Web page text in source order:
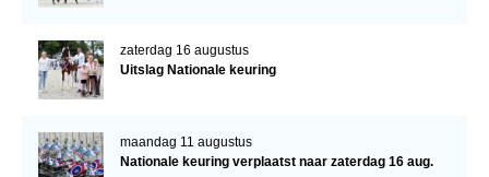
zaterdag 16 augustus
Uitslag Nationale keuring
maandag 11 augustus
Nationale keuring verplaatst naar zaterdag 16 aug.